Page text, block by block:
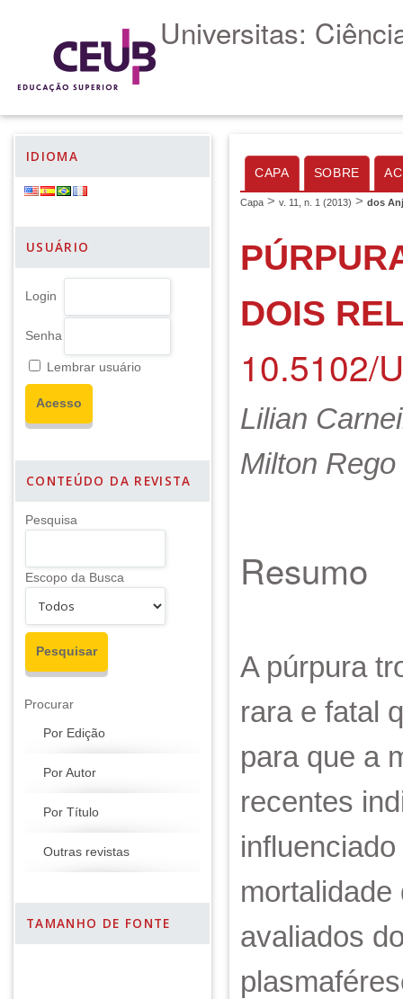
Universitas:
IDIOMA
USUÁRIO
Login
Senha
Lembrar usuário
CONTEÚDO DA REVISTA
Pesquisa
Escopo da Busca
Procurar
Por Edição
Por Autor
Por Título
Outras revistas
TAMANHO DE FONTE
CAPA SOBRE
Capa > v. 11, n. 1 (2013) > dos
DOIS
10.5102/
Lilian
Milton
Resumo
A púrpura
rara e fatal
para que a
recentes
avaliados